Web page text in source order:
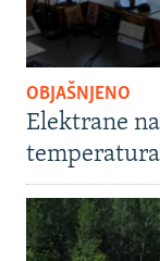
OBJAŠNJENO
Elektrane